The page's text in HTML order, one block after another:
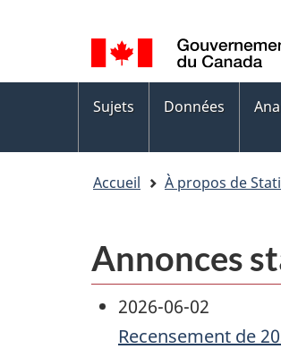
de
la
langue
Language
switcher
Menus
des
sujets
Sujets Données
Accueil À propos de
Annonces
2026-06-02
Recensement de